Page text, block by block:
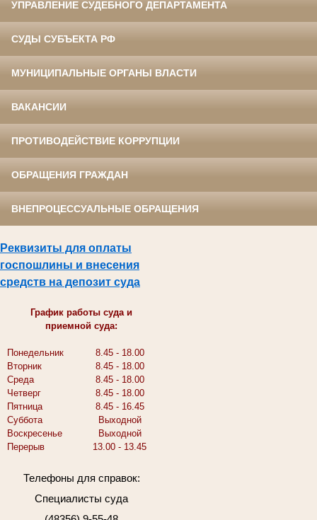
УПРАВЛЕНИЕ СУДЕБНОГО ДЕПАРТАМЕНТА
СУДЫ СУБЪЕКТА РФ
МУНИЦИПАЛЬНЫЕ ОРГАНЫ ВЛАСТИ
ВАКАНСИИ
ПРОТИВОДЕЙСТВИЕ КОРРУПЦИИ
ОБРАЩЕНИЯ ГРАЖДАН
ВНЕПРОЦЕССУАЛЬНЫЕ ОБРАЩЕНИЯ
Реквизиты для оплаты
госпошлины и внесения
средств на депозит суда
График работы суда и
приемной суда:
Понедельник
8.45 - 18.00
Вторник
8.45 - 18.00
Среда
8.45 - 18.00
Четверг
8.45 - 18.00
Пятница
8.45 - 16.45
Суббота
Выходной
Воскресенье
Выходной
Перерыв
13.00 - 13.45
Телефоны для справок:
Специалисты суда